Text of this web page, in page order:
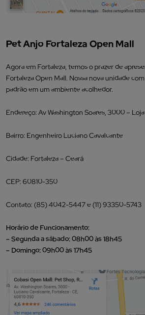
Pet Anjo Fortaleza Open Mall
Agora em Fortaleza, temos o prazer de
Fortaleza Open Mall. Nossa nova unidade
padrão em um ambiente acolhedor.
Endereço: Av Washington Soares, 3000 –
Bairro: Engenheiro Luciano Cavalcante
Cidade: Fortaleza – Ceará
CEP: 60810-350
Contato: (85) 4042-5447 e (11) 93350-5743
Horário de Funcionamento:
– Segunda a sábado: 08h00 às 18h45
– Domingo: 09h00 às 17h45